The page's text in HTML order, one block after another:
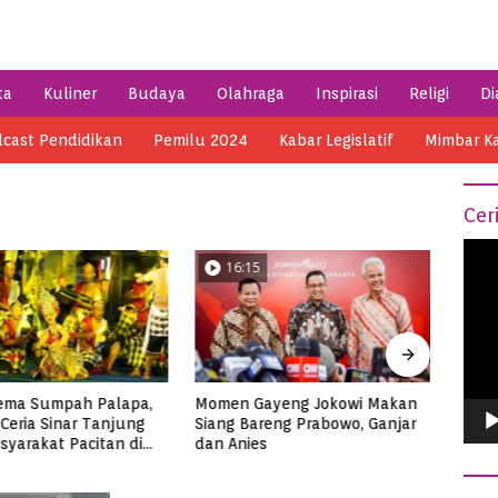
Kuliner Budaya Olahraga Inspirasi Religi
Pendidikan Pemilu 2024 Kabar Legislatif Mimbar
Sumpah Palapa,
Sinar Tanjung
Pacitan di
16:15
Momen Gayeng Jokowi Makan
Siang Bareng Prabowo, Ganjar
dan Anies